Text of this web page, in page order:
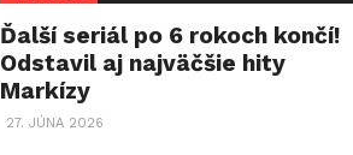
Ďalší seriál po 6 rokoch končí!
Odstavil aj najväčšie hity
Markízy
27. JÚNA 2026